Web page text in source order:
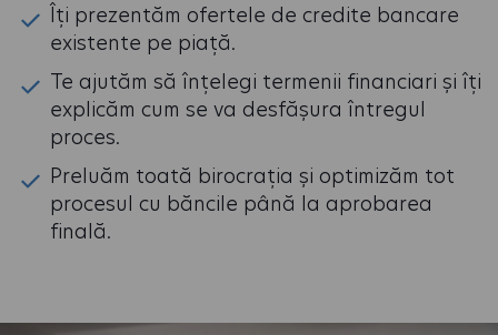
Îți prezentăm ofertele de credite bancare
existente pe piață.
Te ajutăm să înțelegi termenii financiari și îți
explicăm cum se va desfășura întregul
proces.
Preluăm toată birocrația și optimizăm tot
procesul cu băncile până la aprobarea
finală.